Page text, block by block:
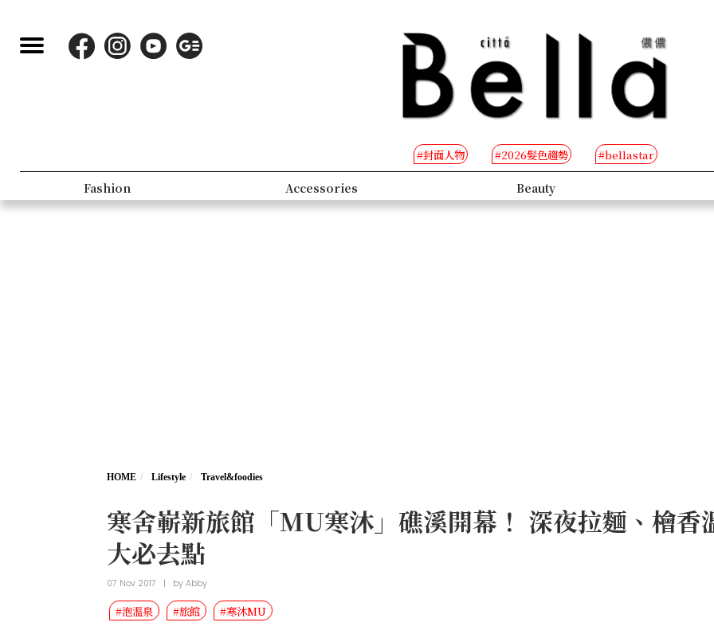
#封面人物 #2026髮色趨勢 #bellastar
Fashion Accessories Beauty
HOME Lifestyle Travel&foodies
寒舍嶄新旅館「MU寒沐」礁溪開幕！ 深夜拉麵、檜
大必去點
07 Nov 2017 | byAbby
#泡溫泉 #旅館 #寒沐MU